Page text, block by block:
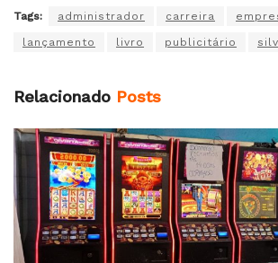
Tags: administrador carreira
lançamento livro publicitário
Relacionado Posts